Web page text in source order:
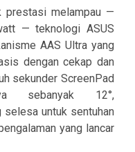
prestasi melampau —
— teknologi ASUS
AAS Ultra yang
dengan cekap dan
sekunder ScreenPad
sebanyak 12°,
selesa untuk sentuhan
yang lancar